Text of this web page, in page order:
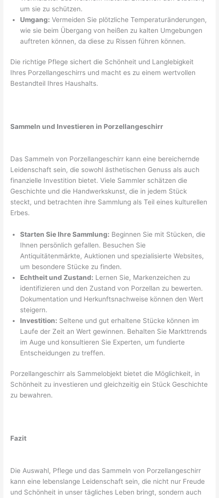
um sie zu schützen.
Umgang: Vermeiden Sie plötzliche Temperaturänderungen,
wie sie beim Übergang von heißen zu kalten Umgebungen
auftreten können, da diese zu Rissen führen können.
Die richtige Pflege sichert die Schönheit und Langlebigkeit
Ihres Porzellangeschirrs und macht es zu einem wertvollen
Bestandteil Ihres Haushalts.
Sammeln und Investieren in Porzellangeschirr
Das Sammeln von Porzellangeschirr kann eine bereichernde
Leidenschaft sein, die sowohl ästhetischen Genuss als auch
finanzielle Investition bietet. Viele Sammler schätzen die
Geschichte und die Handwerkskunst, die in jedem Stück
steckt, und betrachten ihre Sammlung als Teil eines kulturellen
Erbes.
Starten Sie Ihre Sammlung: Beginnen Sie mit Stücken, die
Ihnen persönlich gefallen. Besuchen Sie
Antiquitätenmärkte, Auktionen und spezialisierte Websites,
um besondere Stücke zu finden.
Echtheit und Zustand: Lernen Sie, Markenzeichen zu
identifizieren und den Zustand von Porzellan zu bewerten.
Dokumentation und Herkunftsnachweise können den Wert
steigern.
Investition: Seltene und gut erhaltene Stücke können im
Laufe der Zeit an Wert gewinnen. Behalten Sie Markttrends
im Auge und konsultieren Sie Experten, um fundierte
Entscheidungen zu treffen.
Porzellangeschirr als Sammelobjekt bietet die Möglichkeit, in
Schönheit zu investieren und gleichzeitig ein Stück Geschichte
zu bewahren.
Fazit
Die Auswahl, Pflege und das Sammeln von Porzellangeschirr
kann eine lebenslange Leidenschaft sein, die nicht nur Freude
und Schönheit in unser tägliches Leben bringt, sondern auch